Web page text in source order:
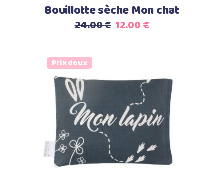
Bouillotte sèche Mon chat
24.00€ Le
24.00 €.
12.00€Le
12.00 €.
Prix doux
Ajouter au panier